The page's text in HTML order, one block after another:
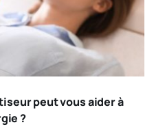
peut vous aider à
?